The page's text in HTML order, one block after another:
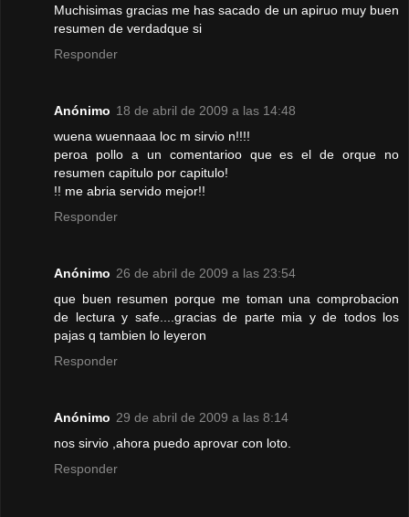
Muchisimas gracias me has sacado de un apiruo muy buen
resumen de verdadque si
Responder
Anónimo 18 de abril de 2009 a las 14:48
wuena wuennaaa loc m sirvio n!!!!
peroa pollo a un comentarioo que es el de orque no
resumen capitulo por capitulo!
!! me abria servido mejor!!
Responder
Anónimo 26 de abril de 2009 a las 23:54
que buen resumen porque me toman una comprobacion
de lectura y safe....gracias de parte mia y de todos los
pajas q tambien lo leyeron
Responder
Anónimo 29 de abril de 2009 a las 8:14
nos sirvio ,ahora puedo aprovar con loto.
Responder